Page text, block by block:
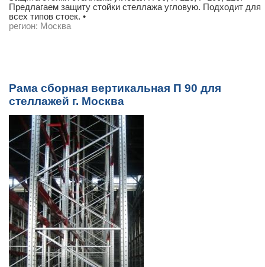
Предлагаем защиту стойки стеллажа угловую. Подходит для
всех типов стоек. •
регион: Москва
Рама сборная вертикальная П 90 для
стеллажей г. Москва